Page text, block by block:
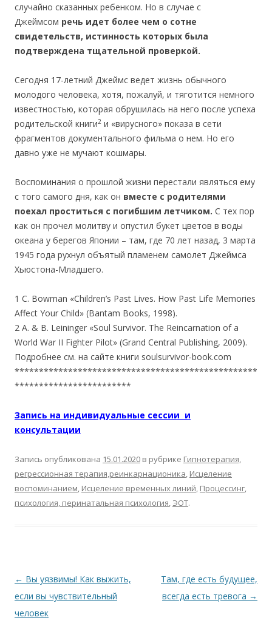
случайно сказанных ребенком. Но в случае с
Джеймсом речь идет более чем о сотне
свидетельств, истинность которых была
подтверждена тщательной проверкой.
Сегодня 17-летний Джеймс ведет жизнь обычного
молодого человека, хотя, пожалуй, и тяготится немного
известностью, которая обрушилась на него после успеха
родительской книги2 и «вирусного» показа в сети
фрагментов документального фильма о нем. Но его
давно уже не мучают кошмары.
Воспоминания о прошлой жизни перестали являться ему
с того самого дня, как он вместе с родителями
поехал проститься с погибшим летчиком. С тех пор
как он прочел молитву и опустил букет цветов в воды
океана у берегов Японии – там, где 70 лет назад, 3 марта
1945 года рухнул объятый пламенем самолет Джеймса
Хьюстона-Младшего.
1 C. Bowman «Children’s Past Lives. How Past Life Memories
Affect Your Child» (Bantam Books, 1998).
2 A. & B. Leininger «Soul Survivor. The Reincarnation of a
World War II Fighter Pilot» (Grand Central Publishing, 2009).
Подробнее см. на сайте книги soulsurvivor-book.com
**************************************************
************************
Запись на индивидуальные сессии и
консультации
Запись опубликована 15.01.2020 в рубрике Гипнотерапия,
регрессионная терапия,реинкарнационика, Исцеление
воспоминанием, Исцеление временных линий, Процессинг,
психология, перинатальная психология, ЭОТ.
Навигация по записям
← Вы уязвимы! Как выжить,
если вы чувствительный
человек
Там, где есть будущее,
всегда есть тревога →